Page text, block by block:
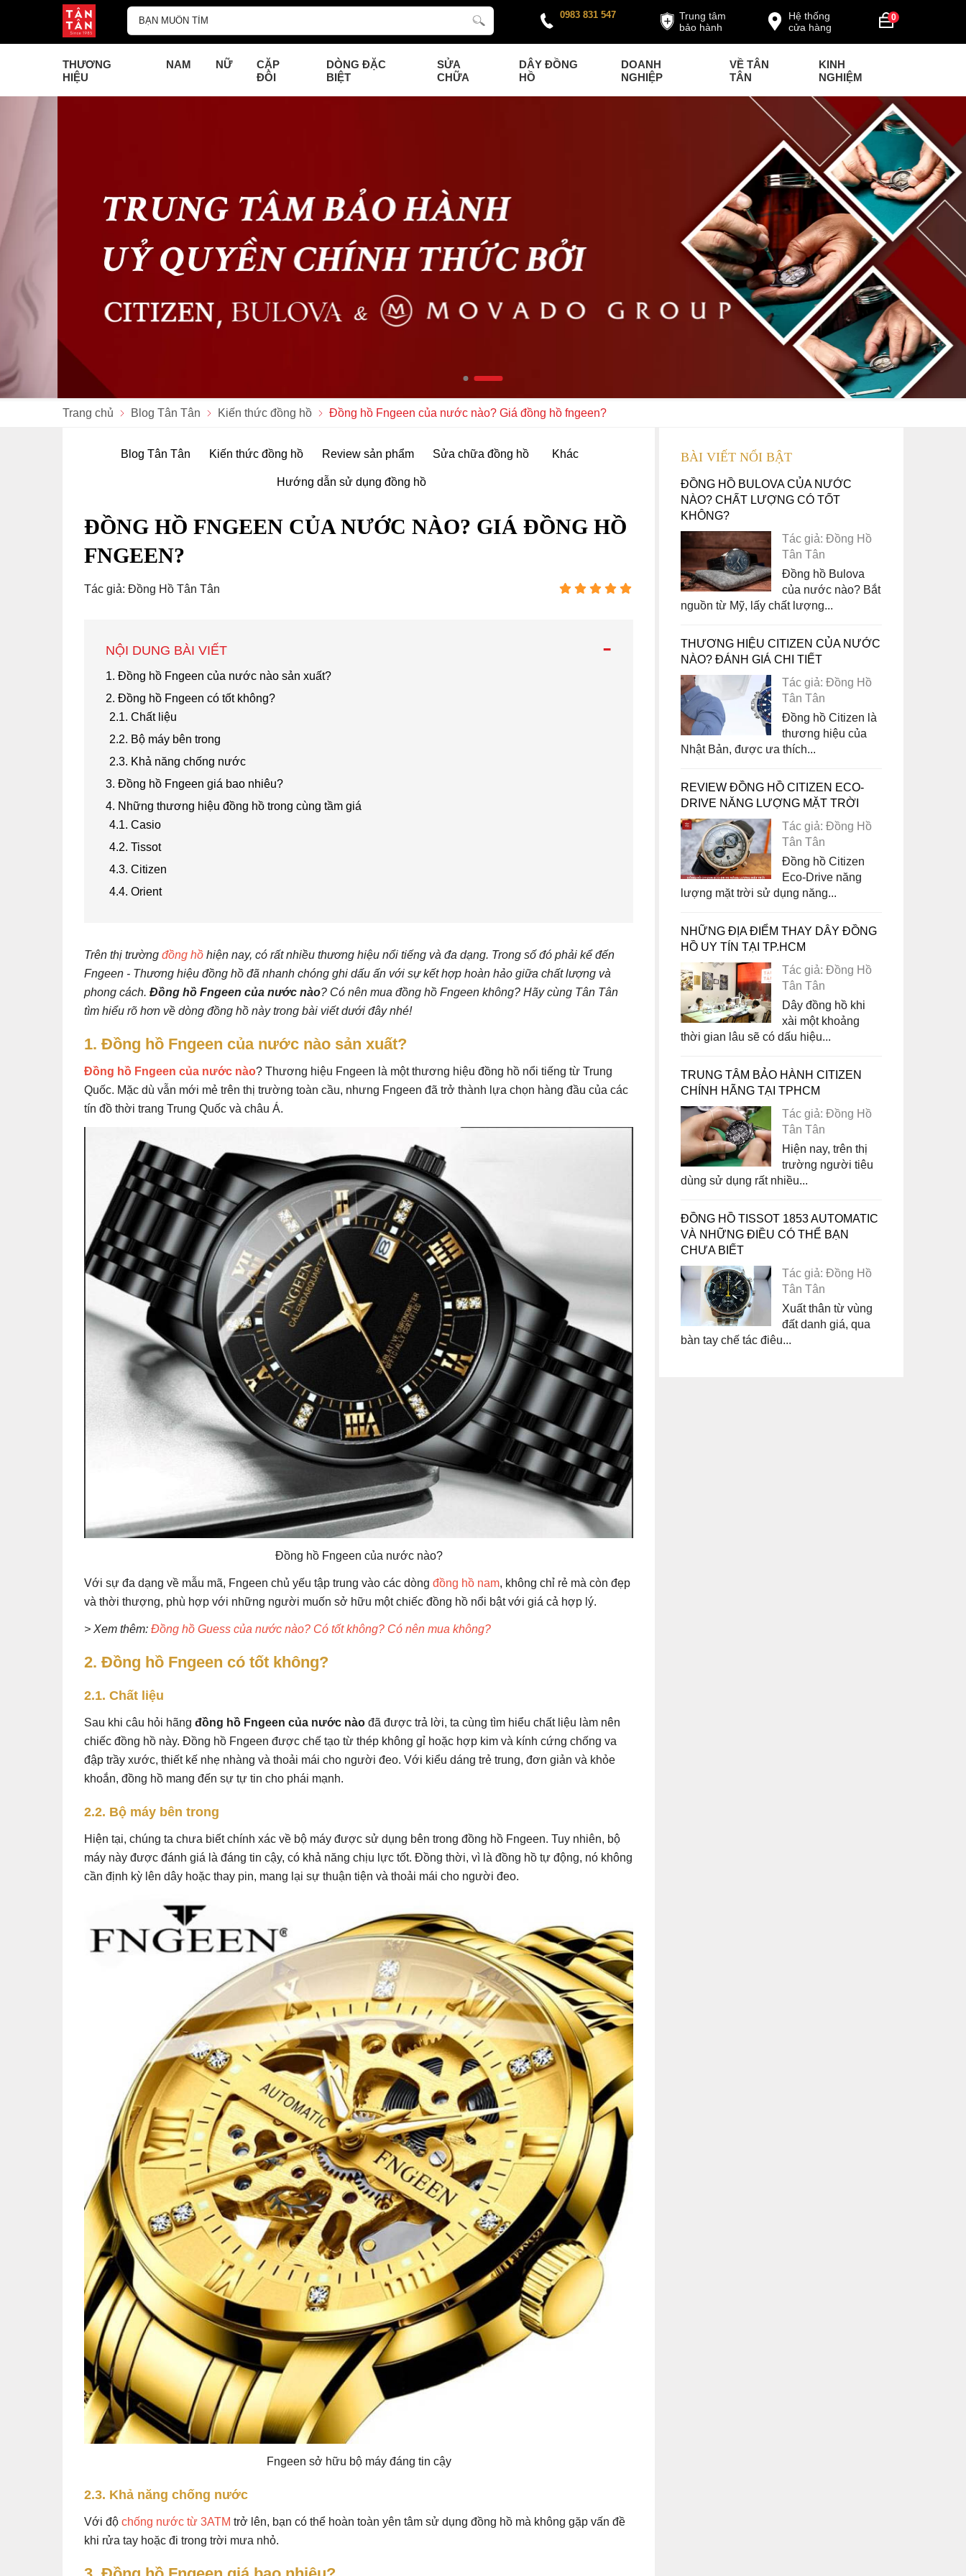
0
Hệ thống
cửa hàng
Trung tâm
bảo hành
0983 831 547
THƯƠNG
HIỆU
NAM NỮ
CẶP
ĐÔI
DÒNG ĐẶC
BIỆT
SỬA
CHỮA
DÂY ĐỒNG
HỒ
DOANH
NGHIỆP
VỀ TÂN
TÂN
KINH
NGHIỆM
Trang chủ Blog Tân Tân Kiến thức đồng hồ Đồng hồ Fngeen của nước nào? Giá đồng hồ fngeen?
Blog Tân Tân Kiến thức đồng hồ Review sản phẩm Sửa chữa đồng hồ Khác
Hướng dẫn sử dụng đồng hồ
ĐỒNG HỒ FNGEEN CỦA NƯỚC NÀO? GIÁ ĐỒNG HỒ
FNGEEN?
Tác giả: Đồng Hồ Tân Tân
-
NỘI DUNG BÀI VIẾT
1. Đồng hồ Fngeen của nước nào sản xuất?
2. Đồng hồ Fngeen có tốt không?
2.1. Chất liệu
2.2. Bộ máy bên trong
2.3. Khả năng chống nước
3. Đồng hồ Fngeen giá bao nhiêu?
4. Những thương hiệu đồng hồ trong cùng tầm giá
4.1. Casio
4.2. Tissot
4.3. Citizen
4.4. Orient
Trên thị trường đồng hồ hiện nay, có rất nhiều thương hiệu nổi tiếng và đa dạng. Trong số đó phải kể đến
Fngeen - Thương hiệu đồng hồ đã nhanh chóng ghi dấu ấn với sự kết hợp hoàn hảo giữa chất lượng và
phong cách. Đồng hồ Fngeen của nước nào? Có nên mua đồng hồ Fngeen không? Hãy cùng Tân Tân
tìm hiểu rõ hơn về dòng đồng hồ này trong bài viết dưới đây nhé!
1. Đồng hồ Fngeen của nước nào sản xuất?
Đồng hồ Fngeen của nước nào? Thương hiệu Fngeen là một thương hiệu đồng hồ nổi tiếng từ Trung
Quốc. Mặc dù vẫn mới mẻ trên thị trường toàn cầu, nhưng Fngeen đã trở thành lựa chọn hàng đầu của các
tín đồ thời trang Trung Quốc và châu Á.
Đồng hồ Fngeen của nước nào?
Với sự đa dạng về mẫu mã, Fngeen chủ yếu tập trung vào các dòng đồng hồ nam, không chỉ rẻ mà còn đẹp
và thời thượng, phù hợp với những người muốn sở hữu một chiếc đồng hồ nổi bật với giá cả hợp lý.
> Xem thêm: Đồng hồ Guess của nước nào? Có tốt không? Có nên mua không?
2. Đồng hồ Fngeen có tốt không?
2.1. Chất liệu
Sau khi câu hỏi hãng đồng hồ Fngeen của nước nào đã được trả lời, ta cùng tìm hiểu chất liệu làm nên
chiếc đồng hồ này. Đồng hồ Fngeen được chế tạo từ thép không gỉ hoặc hợp kim và kính cứng chống va
đập trầy xước, thiết kế nhẹ nhàng và thoải mái cho người đeo. Với kiểu dáng trẻ trung, đơn giản và khỏe
khoắn, đồng hồ mang đến sự tự tin cho phái mạnh.
2.2. Bộ máy bên trong
Hiện tại, chúng ta chưa biết chính xác về bộ máy được sử dụng bên trong đồng hồ Fngeen. Tuy nhiên, bộ
máy này được đánh giá là đáng tin cậy, có khả năng chịu lực tốt. Đồng thời, vì là đồng hồ tự động, nó không
cần định kỳ lên dây hoặc thay pin, mang lại sự thuận tiện và thoải mái cho người đeo.
Fngeen sở hữu bộ máy đáng tin cậy
2.3. Khả năng chống nước
Với độ chống nước từ 3ATM trở lên, bạn có thể hoàn toàn yên tâm sử dụng đồng hồ mà không gặp vấn đề
khi rửa tay hoặc đi trong trời mưa nhỏ.
BÀI VIẾT NỔI BẬT
ĐỒNG HỒ BULOVA CỦA NƯỚC
NÀO? CHẤT LƯỢNG CÓ TỐT
KHÔNG?
Tác giả: Đồng Hồ
Tân Tân
Đồng hồ Bulova
của nước nào? Bắt
nguồn từ Mỹ, lấy chất lượng...
THƯƠNG HIỆU CITIZEN CỦA NƯỚC
NÀO? ĐÁNH GIÁ CHI TIẾT
Tác giả: Đồng Hồ
Tân Tân
Đồng hồ Citizen là
thương hiệu của
Nhật Bản, được ưa thích...
REVIEW ĐỒNG HỒ CITIZEN ECO-
DRIVE NĂNG LƯỢNG MẶT TRỜI
Tác giả: Đồng Hồ
Tân Tân
Đồng hồ Citizen
Eco-Drive năng
lượng mặt trời sử dụng năng...
NHỮNG ĐỊA ĐIỂM THAY DÂY ĐỒNG
HỒ UY TÍN TẠI TP.HCM
Tác giả: Đồng Hồ
Tân Tân
Dây đồng hồ khi
xài một khoảng
thời gian lâu sẽ có dấu hiệu...
TRUNG TÂM BẢO HÀNH CITIZEN
CHÍNH HÃNG TẠI TPHCM
Tác giả: Đồng Hồ
Tân Tân
Hiện nay, trên thị
trường người tiêu
dùng sử dụng rất nhiều...
ĐỒNG HỒ TISSOT 1853 AUTOMATIC
VÀ NHỮNG ĐIỀU CÓ THỂ BẠN
CHƯA BIẾT
Tác giả: Đồng Hồ
Tân Tân
Xuất thân từ vùng
đất danh giá, qua
bàn tay chế tác điêu...